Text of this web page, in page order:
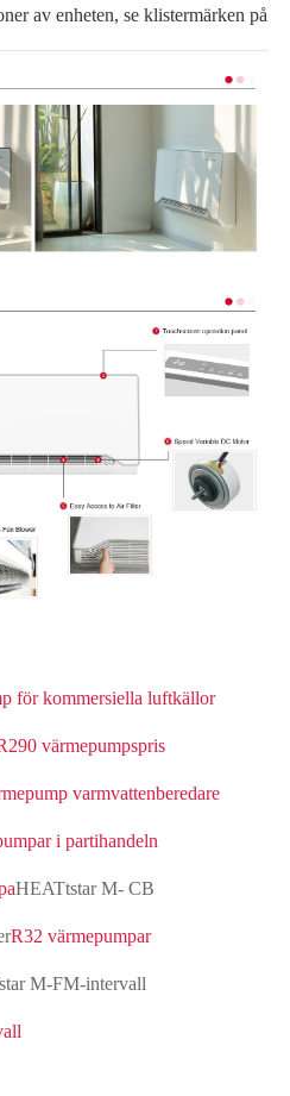
av enheten, se klistermärken på
för kommersiella luftkällor
värmepumpspris
varmvattenberedare
i partihandeln
HEATtstar M- CB
R32 värmepumpar
M-FM-intervall